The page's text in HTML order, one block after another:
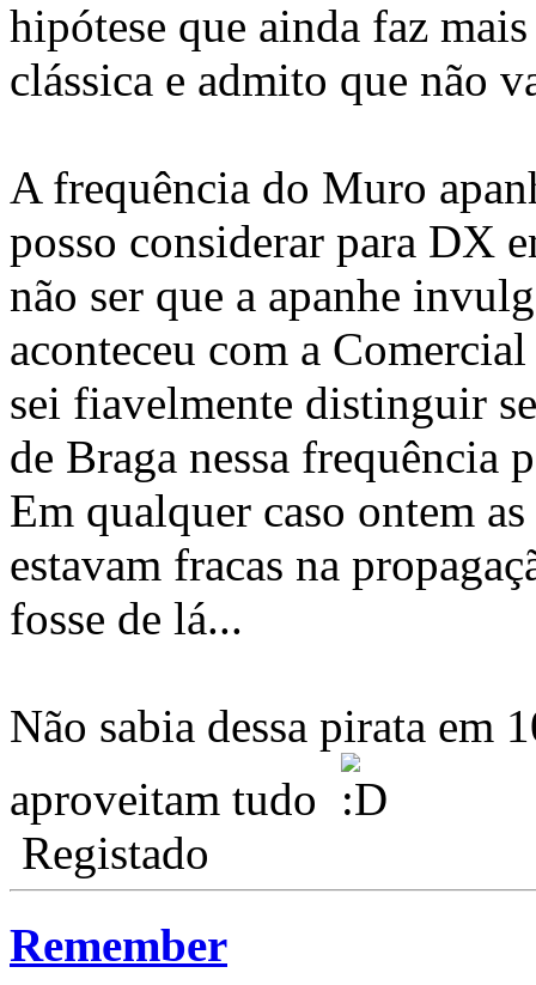
hipótese que ainda faz
clássica e admito que não
A frequência do Muro
posso considerar para DX
não ser que a apanhe
aconteceu com a
sei fiavelmente distinguir
de Braga nessa frequência
Em qualquer caso ontem
estavam fracas na
fosse de lá...
Não sabia dessa pirata em
aproveitam tudo
Registado
Remember